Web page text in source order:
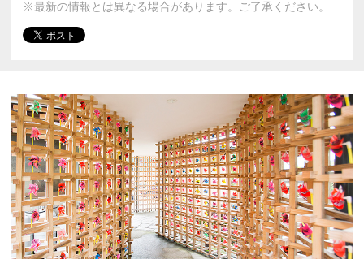
※最新の情報とは異なる場合があります。ご了承ください。